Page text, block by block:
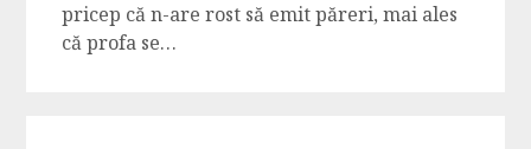
pricep că n-are rost să emit păreri, mai ales
că profa se…